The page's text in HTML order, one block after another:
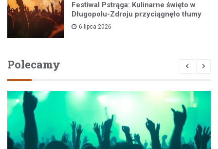
Festiwal Pstrąga: Kulinarne święto w
Długopolu-Zdroju przyciągnęło tłumy
6 lipca 2026
Polecamy